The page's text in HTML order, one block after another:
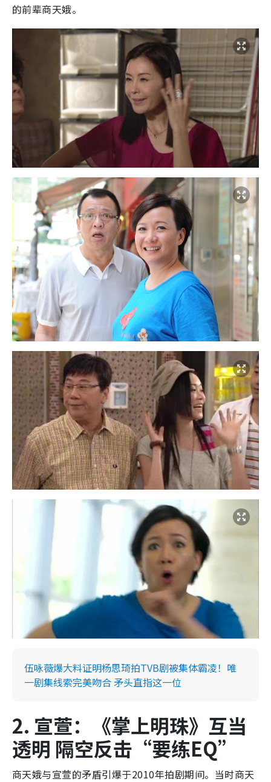
的前辈商天娥。
伍咏薇爆大料证明杨思琦拍TVB剧被集体霸凌！唯
一剧集线索完美吻合 矛头直指这一位
2. 宣萱：《掌上明珠》互当
透明 隔空反击“要练EQ”
商天娥与宣萱的矛盾引爆于2010年拍剧期间。当时商天